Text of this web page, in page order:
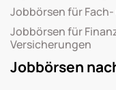
Jobbörsen für
Jobbörsen für
Versicherungen
Jobbörsen